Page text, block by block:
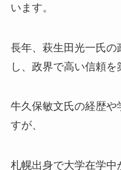
います。
長年、萩生田光一氏
し、政界で高い信頼を
牛久保敏文氏の経歴や
すが、
札幌出身で大学在学